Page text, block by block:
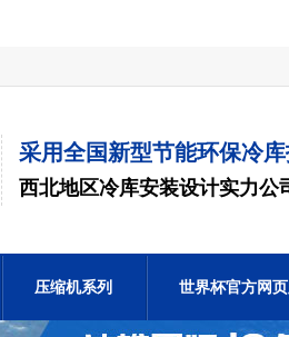
采用全国新型节能环保冷
西北地区冷库安装设计实力公
压缩机系列 世界杯官方网